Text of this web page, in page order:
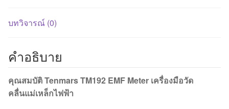
บทวิจารณ์ (0)
คำอธิบาย
คุณสมบัติ Tenmars TM192 EMF Meter เครื่องมือวัด
คลื่นแม่เหล็กไฟฟ้า